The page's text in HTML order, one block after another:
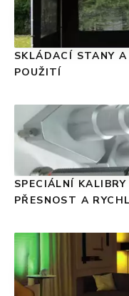
SKLÁDACÍ STANY
POUŽITÍ
SPECIÁLNÍ
PŘESNOST A